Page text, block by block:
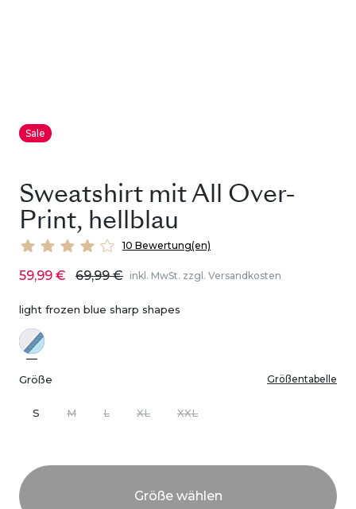
Sale
Sweatshirt mit All Over-
Print, hellblau
10 Bewertung(en)
59,99 € 69,99 € inkl. MwSt. zzgl. Versandkosten
light frozen blue sharp shapes
Größe Größentabelle
S M L XL XXL